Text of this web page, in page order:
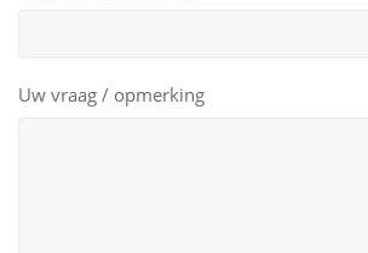
Uw vraag / opmerking